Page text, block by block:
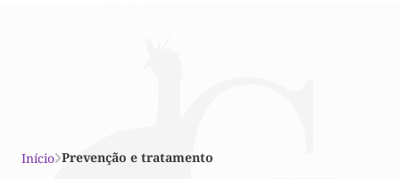
Início Prevenção e tratamento